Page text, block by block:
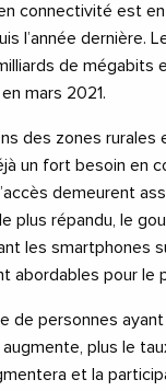
connectivité est
l’année dernière.
de mégabits
mars 2021.
des zones rurales
un fort besoin en
demeurent
plus répandu, le
les smartphones
abordables pour le
de personnes
plus le
et la